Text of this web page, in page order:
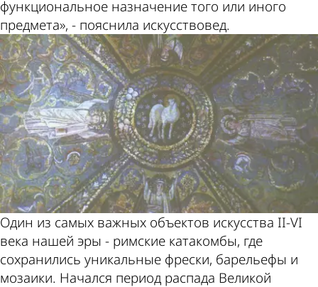
функциональное назначение того или иного
предмета», - пояснила искусствовед.
Один из самых важных объектов искусства II-VI
века нашей эры - римские катакомбы, где
сохранились уникальные фрески, барельефы и
мозаики. Начался период распада Великой